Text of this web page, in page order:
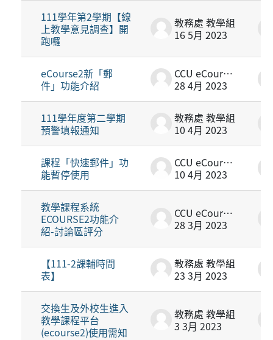
111學年第2學期【線
上教學意見調查】開
跑囉
教務處 教學組
16 5月 2023
eCourse2新「郵
件」功能介紹
CCU eCourse2
28 4月 2023
111學年度第二學期
預警填報通知
教務處 教學組
10 4月 2023
課程「快速郵件」功
能暫停使用
CCU eCourse2
10 4月 2023
教學課程系統
ECOURSE2功能介
紹-討論區評分
CCU eCourse2
28 3月 2023
【111-2課輔時間
表】
教務處 教學組
23 3月 2023
交換生及外校生進入
教學課程平台
(ecourse2)使用需知
教務處 教學組
3 3月 2023